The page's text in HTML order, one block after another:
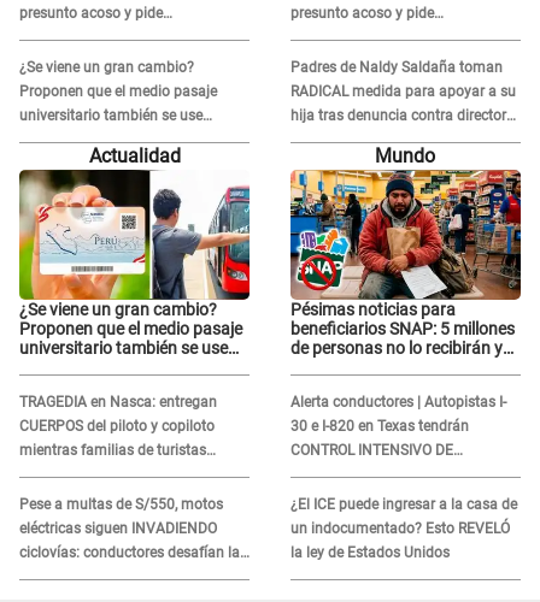
presunto acoso y pide
PROTECCIÓN por temor a
represalias: "Yo siempre..."
¿Se viene un gran cambio?
Proponen que el medio pasaje
universitario también se use
sábados, domingos y feriados
presunto acoso y pide
PROTECCIÓN por temor a
represalias: "Yo siempre..."
Padres de Naldy Saldaña toman
RADICAL medida para apoyar a su
hija tras denuncia contra director
musical de La Bella Luz: "Esto no
se va a quedar así"
Actualidad
¿Se viene un gran cambio?
Proponen que el medio pasaje
universitario también se use
TRAGEDIA en Nasca: entregan
CUERPOS del piloto y copiloto
mientras familias de turistas
esperan identificación
Pese a multas de S/550, motos
eléctricas siguen INVADIENDO
ciclovías: conductores desafían las
nuevas reglas
Mundo
Pésimas noticias para
beneficiarios SNAP: 5 millones
de personas no lo recibirán y
Alerta conductores | Autopistas I-
30 e I-820 en Texas tendrán
CONTROL INTENSIVO DE
SEGURIDAD: Estas serán las
HORAS CRÍTICAS
¿El ICE puede ingresar a la casa de
un indocumentado? Esto REVELÓ
la ley de Estados Unidos